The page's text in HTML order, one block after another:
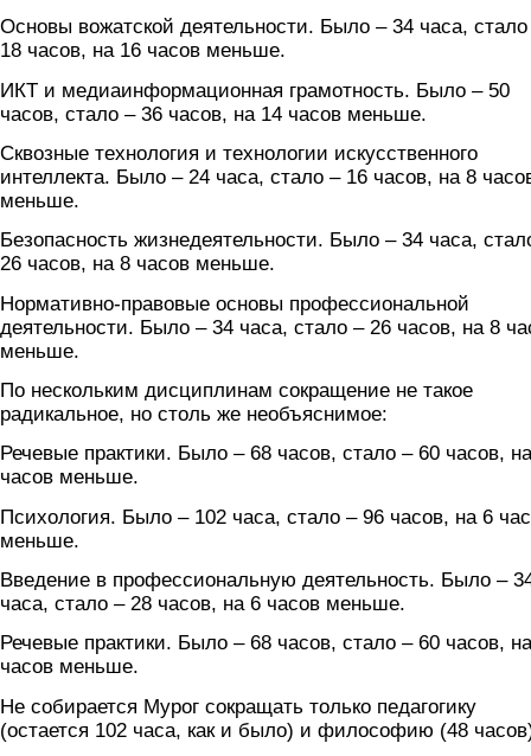
Основы вожатской деятельности. Было – 34 часа,
18 часов, на 16 часов меньше.
ИКТ и медиаинформационная грамотность. Было – 50
часов, стало – 36 часов, на 14 часов меньше.
Сквозные технология и технологии искусственного
интеллекта. Было – 24 часа, стало – 16 часов, на 8
меньше.
Безопасность жизнедеятельности. Было – 34 часа,
26 часов, на 8 часов меньше.
Нормативно-правовые основы профессиональной
деятельности. Было – 34 часа, стало – 26 часов, на 8
меньше.
По нескольким дисциплинам сокращение не такое
радикальное, но столь же необъяснимое:
Речевые практики. Было – 68 часов, стало – 60 часов,
часов меньше.
Психология. Было – 102 часа, стало – 96 часов, на 6
меньше.
Введение в профессиональную деятельность. Было –
часа, стало – 28 часов, на 6 часов меньше.
Речевые практики. Было – 68 часов, стало – 60 часов,
часов меньше.
Не собирается Мурог сокращать только педагогику
(остается 102 часа, как и было) и философию (48